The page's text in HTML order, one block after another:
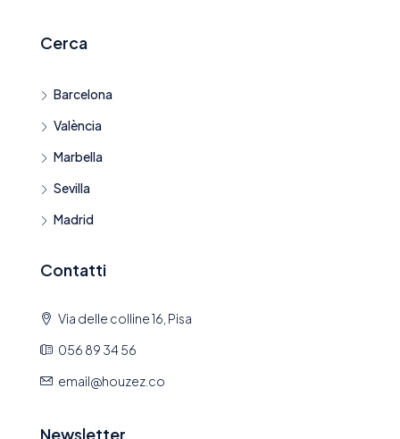
Cerca
Barcelona
València
Marbella
Sevilla
Madrid
Contatti
Via delle colline 16, Pisa
056 89 34 56
email@houzez.co
Newsletter